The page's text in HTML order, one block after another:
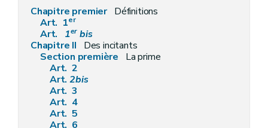
Chapitre premier Définitions
Art. 1er
Art. 1er bis
Chapitre II
Des incitants
Section première
La prime
Art. 2
Art.2bis
Art. 3
Art. 4
Art. 5
Art. 6